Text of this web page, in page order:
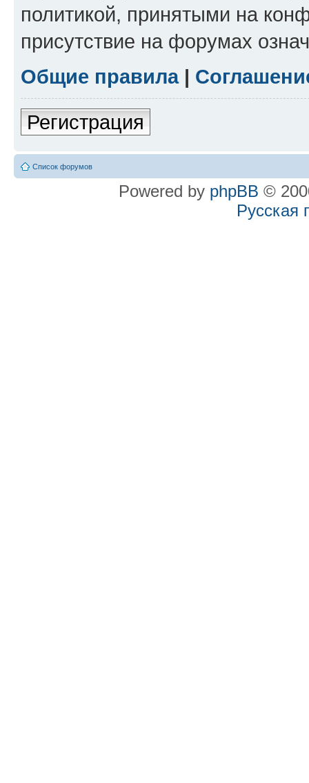
политикой, принятыми на
присутствие на форумах
Общие правила|
Регистрация
Список форумов
Powered by phpBB ©
Русская